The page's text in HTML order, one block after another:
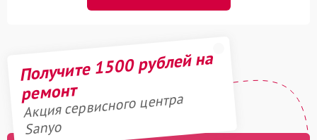
Получите 1500 рублей на
ремонт
Акция сервисного центра
Sanyo